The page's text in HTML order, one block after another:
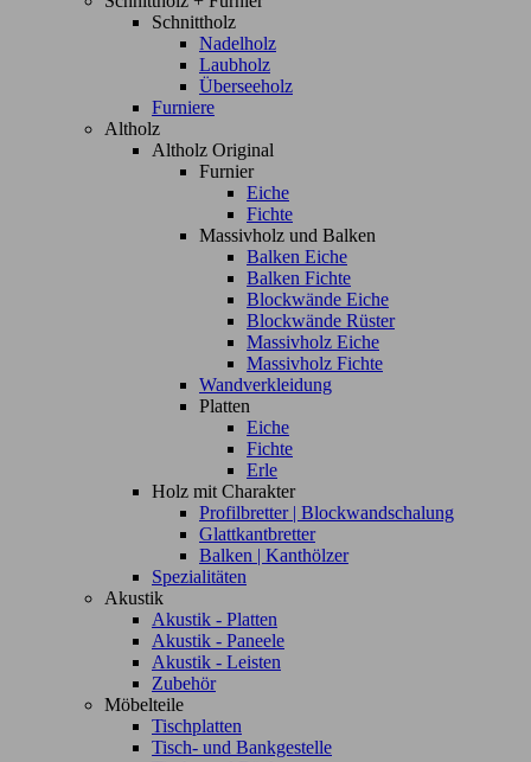
Schnittholz
Nadelholz
Laubholz
Überseeholz
Furniere
Altholz
Altholz Original
Furnier
Eiche
Fichte
Massivholz und Balken
Balken Eiche
Balken Fichte
Blockwände Eiche
Blockwände Rüster
Massivholz Eiche
Massivholz Fichte
Wandverkleidung
Platten
Eiche
Fichte
Erle
Holz mit Charakter
Profilbretter | Blockwandschalung
Glattkantbretter
Balken | Kanthölzer
Spezialitäten
Akustik
Akustik - Platten
Akustik - Paneele
Akustik - Leisten
Zubehör
Möbelteile
Tischplatten
Tisch- und Bankgestelle